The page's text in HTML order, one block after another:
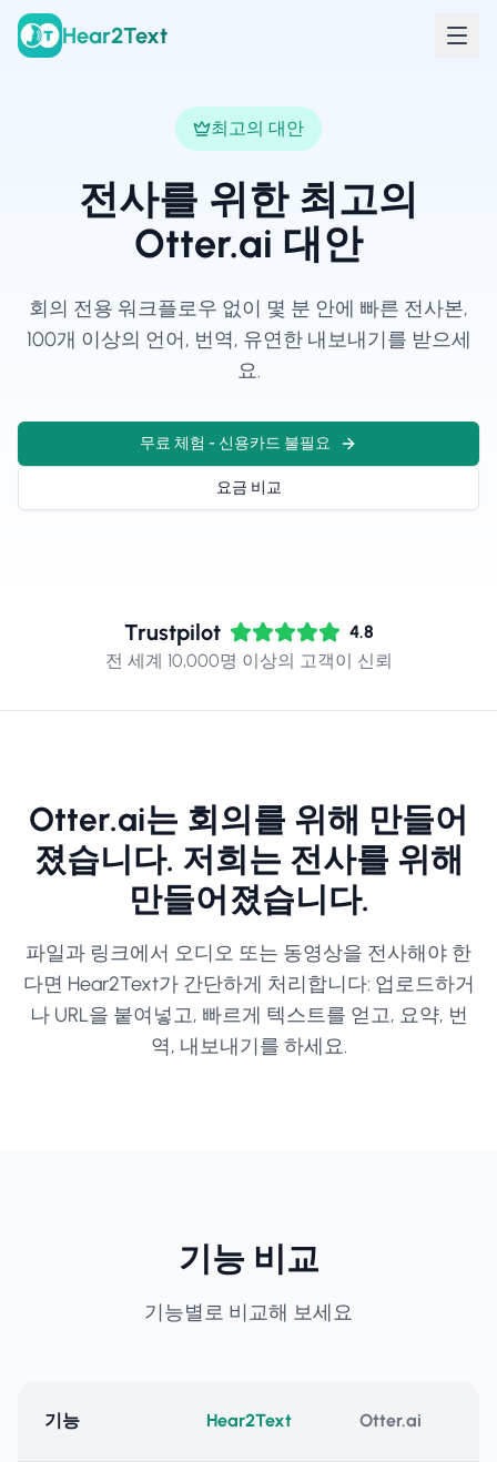
Hear2Text
최고의 대안
전사를 위한 최고의
Otter.ai 대안
회의 전용 워크플로우 없이 몇 분 안에 빠른 전사본,
100개 이상의 언어, 번역, 유연한 내보내기를 받으세
요.
무료 체험 - 신용카드 불필요
요금 비교
Trustpilot
4.8
전 세계 10,000명 이상의 고객이 신뢰
Otter.ai는 회의를 위해 만들어
졌습니다. 저희는 전사를 위해
만들어졌습니다.
파일과 링크에서 오디오 또는 동영상을 전사해야 한
다면 Hear2Text가 간단하게 처리합니다: 업로드하거
나 URL을 붙여넣고, 빠르게 텍스트를 얻고, 요약, 번
역, 내보내기를 하세요.
기능 비교
기능별로 비교해 보세요
기능 Hear2Text Otter.ai